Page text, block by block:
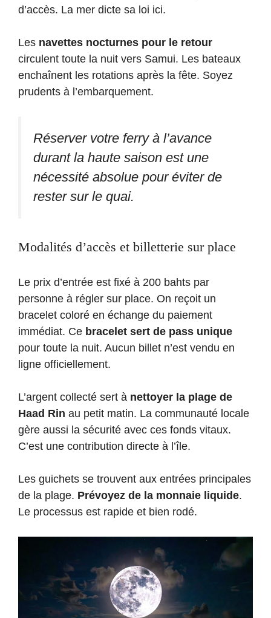
d’accès. La mer dicte sa loi ici.
Les navettes nocturnes pour le retour
circulent toute la nuit vers Samui. Les bateaux
enchaînent les rotations après la fête. Soyez
prudents à l’embarquement.
Réserver votre ferry à l’avance
durant la haute saison est une
nécessité absolue pour éviter de
rester sur le quai.
Modalités d’accès et billetterie sur place
Le prix d’entrée est fixé à 200 bahts par
personne à régler sur place. On reçoit un
bracelet coloré en échange du paiement
immédiat. Ce bracelet sert de pass unique
pour toute la nuit. Aucun billet n’est vendu en
ligne officiellement.
L’argent collecté sert à nettoyer la plage de
Haad Rin au petit matin. La communauté locale
gère aussi la sécurité avec ces fonds vitaux.
C’est une contribution directe à l’île.
Les guichets se trouvent aux entrées principales
de la plage. Prévoyez de la monnaie liquide.
Le processus est rapide et bien rodé.